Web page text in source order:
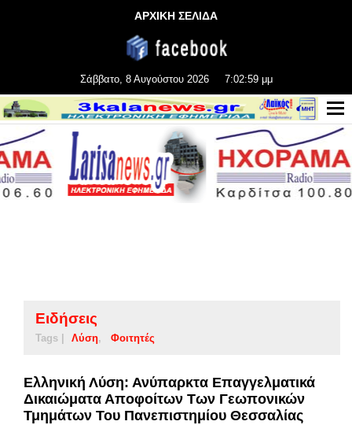
ΑΡΧΙΚΗ ΣΕΛΙΔΑ
Σάββατο, 8 Αυγούστου 2026 7:03:00 μμ
Ειδήσεις
Tags | Λύση Φοιτητές
Ελληνική Λύση: Ανύπαρκτα Επαγγελματικά
Δικαιώματα Αποφοίτων Των Γεωπονικών
Τμημάτων Του Πανεπιστημίου Θεσσαλίας